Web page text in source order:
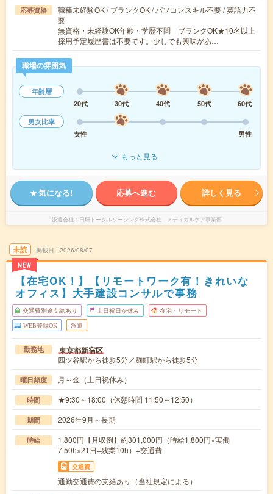
応募資格
職種未経験OK / ブランクOK / パソコンスキル不要 / 英語力不
要
無資格・未経験OK年齢・学歴不問 ブランクOK★10名以上
採用予定履歴書は不要です。少しでも興味があ…
職場の雰囲気
年齢層
20代
30代 40代 50代
60代
男女比率
女性
男性
もっと見る
気になる! 応募へ進む 詳しく見る
派遣会社 日研トータルソーシング株式会社 メディカルケア事業部
未読
NEW
掲載日 2026/08/07
【在宅OK！】【リモートワーク有！きれいな
オフィス】大手建設コンサルで事務
交通費別途支給あり 土日祝日が休み 在宅・リモート
WEB登録OK 派遣
勤務地 東京都新宿区
四ツ谷駅から徒歩5分／麹町駅から徒歩5分
曜日頻度 月～金（土日祝休み）
時間 ★9:30～18:00（休憩時間 11:50～12:50）
期間 2026年9月～長期
時給
1,800円【月収例】約301,000円（時給1,800円×実働
7.50h×21日+残業10h）+交通費
交通費
通勤交通費の支給あり（当社規定による）